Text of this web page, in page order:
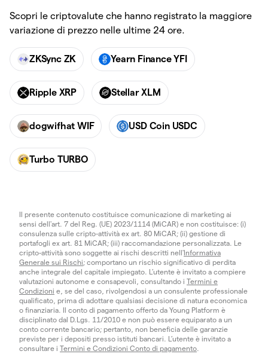
Scopri le criptovalute che hanno registrato la maggiore
variazione di prezzo nelle ultime 24 ore.
ZKSync ZK Yearn Finance YFI
Ripple XRP Stellar XLM
dogwifhat WIF USD Coin USDC
Turbo TURBO
Il presente contenuto costituisce comunicazione di marketing ai
sensi dell'art. 7 del Reg. (UE) 2023/1114 (MiCAR) e non costituisce: (i)
consulenza sulle cripto-attività ex art. 80 MiCAR; (ii) gestione di
portafogli ex art. 81 MiCAR; (iii) raccomandazione personalizzata. Le
cripto-attività sono soggette ai rischi descritti nell' Informativa
Generale sui Rischi; comportano un rischio significativo di perdita
anche integrale del capitale impiegato. L’utente è invitato a compiere
valutazioni autonome e consapevoli, consultando i Termini e
Condizioni e, se del caso, rivolgendosi a un consulente professionale
qualificato, prima di adottare qualsiasi decisione di natura economica
o finanziaria. Il conto di pagamento offerto da Young Platform è
disciplinato dal D.Lgs. 11/2010 e non può essere equiparato a un
conto corrente bancario; pertanto, non beneficia delle garanzie
previste per i depositi presso istituti bancari. L’utente è invitato a
consultare i Termini e Condizioni Conto di pagamento.